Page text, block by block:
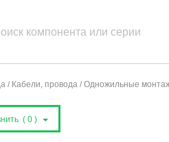
/ Кабели, провода / Одножильные
( 0 )